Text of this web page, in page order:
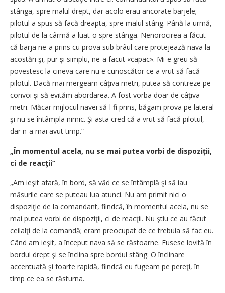
stânga, spre malul drept, dar acolo erau ancorate barjele;
pilotul a spus să facă dreapta, spre malul stâng. Până la urmă,
pilotul de la cârmă a luat-o spre stânga. Nenorocirea a făcut
că barja ne-a prins cu prova sub brâul care protejează nava la
acostări şi, pur şi simplu, ne-a facut «capac». Mi-e greu să
povestesc la cineva care nu e cunoscător ce a vrut să facă
pilotul. Dacă mai mergeam câţiva metri, putea să contreze pe
convoi şi să evităm abordarea. A fost vorba doar de câţiva
metri. Măcar mijlocul navei să-l fi prins, băgam prova pe lateral
şi nu se întâmpla nimic. Şi asta cred că a vrut să facă pilotul,
dar n-a mai avut timp.“
„În momentul acela, nu se mai putea vorbi de dispoziţii,
ci de reacţii“
„Am ieşit afară, în bord, să văd ce se întâmplă şi să iau
măsurile care se puteau lua atunci. Nu am primit nici o
dispoziţie de la comandant, fiindcă, în momentul acela, nu se
mai putea vorbi de dispoziţii, ci de reacţii. Nu ştiu ce au făcut
ceilalţi de la comandă; eram preocupat de ce trebuia să fac eu.
Când am ieşit, a început nava să se răstoarne. Fusese lovită în
bordul drept şi se înclina spre bordul stâng. O înclinare
accentuată şi foarte rapidă, fiindcă eu fugeam pe pereţi, în
timp ce ea se răsturna.